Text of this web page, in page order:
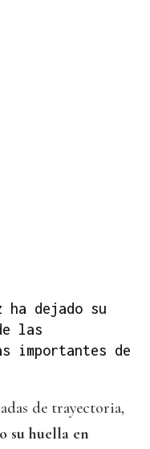
ha dejado su
las
importantes de
de trayectoria,
su huella en